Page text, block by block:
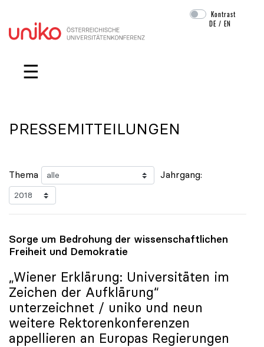
Navigation überspringen
Kontrast
DE /EN
☰
PRESSEMITTEILUNGEN
Thema Jahrgang:
Sorge um Bedrohung der wissenschaftlichen
Freiheit und Demokratie
„Wiener Erklärung: Universitäten im
Zeichen der Aufklärung“
unterzeichnet / uniko und neun
weitere Rektorenkonferenzen
appellieren an Europas Regierungen